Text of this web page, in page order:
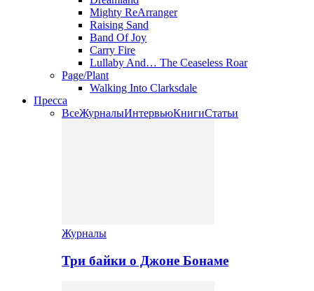
Mighty ReArranger
Raising Sand
Band Of Joy
Carry Fire
Lullaby And… The Ceaseless Roar
Page/Plant
Walking Into Clarksdale
Пресса
ВсеЖурналыИнтервьюКнигиСтатьи
Журналы
Три байки о Джоне Бонаме